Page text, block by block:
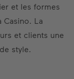
et les formes
Casino. La
et clients une
style.